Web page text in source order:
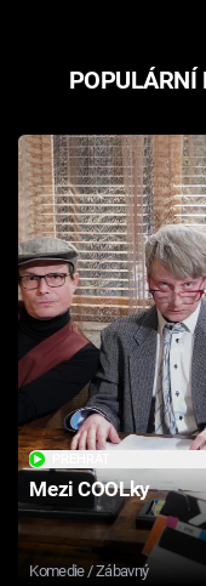
POPULÁRNÍ
Mezi COOLky
Komedie / Zábavný